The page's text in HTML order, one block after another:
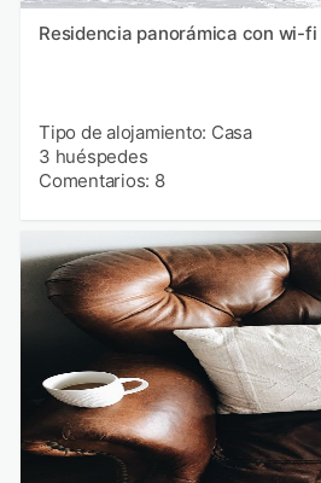
Residencia panorámica con wi-fi
Tipo de alojamiento: Casa
3 huéspedes
Comentarios: 8